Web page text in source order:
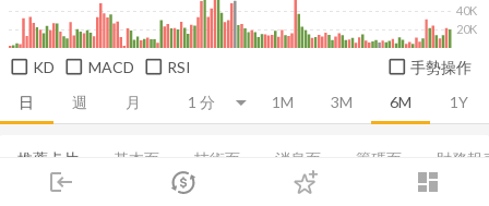
login dashboard
市場 登入
日 週 月 1M 3M 6M 1Y
20K
40K
KD MACD RSI 手勢操作
推薦卡片 基本面 技術面 消息面 籌碼面 財務報